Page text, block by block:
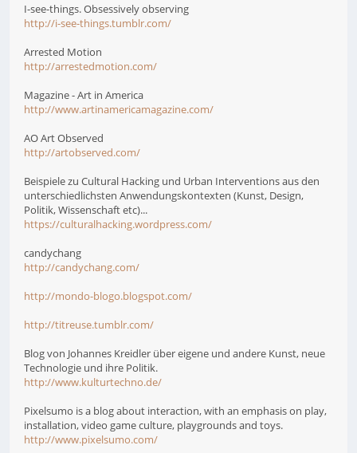
I-see-things. Obsessively observing
http://i-see-things.tumblr.com/
Arrested Motion
http://arrestedmotion.com/
Magazine - Art in America
http://www.artinamericamagazine.com/
AO Art Observed
http://artobserved.com/
Beispiele zu Cultural Hacking und Urban Interventions aus den
unterschiedlichsten Anwendungskontexten (Kunst, Design,
Politik, Wissenschaft etc)...
https://culturalhacking.wordpress.com/
candychang
http://candychang.com/
http://mondo-blogo.blogspot.com/
http://titreuse.tumblr.com/
Blog von Johannes Kreidler über eigene und andere Kunst, neue
Technologie und ihre Politik.
http://www.kulturtechno.de/
Pixelsumo is a blog about interaction, with an emphasis on play,
installation, video game culture, playgrounds and toys.
http://www.pixelsumo.com/